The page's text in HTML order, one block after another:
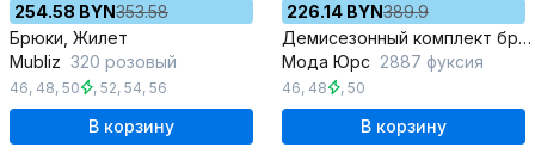
254.58 BYN353.58
Брюки, Жилет
Mubliz 320 розовый
46, 48, 50 , 52, 54, 56
В корзину
226.14 BYN389.9
Демисезонный комплект брюки и туника из ярких тканей
Мода Юрс 2887 фуксия
46, 48 , 50
В корзину